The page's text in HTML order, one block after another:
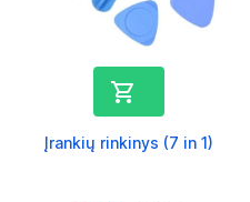

Įrankių rinkinys (7 in 1)